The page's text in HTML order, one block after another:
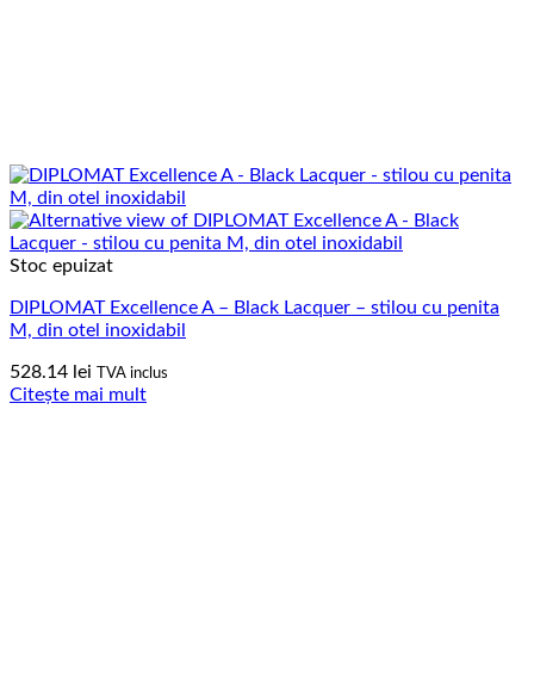
Stoc epuizat
DIPLOMAT Excellence A – Black Lacquer – stilou cu penita
M, din otel inoxidabil
528.14 lei TVA inclus
Citește mai mult